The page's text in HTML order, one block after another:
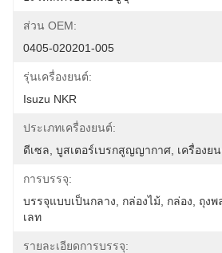
ส่วน OEM:
0405-020201-005
รุ่นเครื่องยนต์:
Isuzu NKR
ประเภทเครื่องยนต์:
ดีเซล, บูสเตอร์เบรกสูญญากาศ, เครื่องย
การบรรจุ:
บรรจุแบบเป็นกลาง, กล่องไม้, กล่อง, ถุง
เลท
รายละเอียดการบรรจุ: